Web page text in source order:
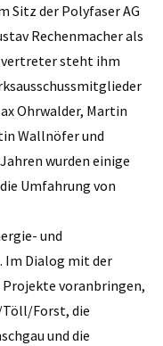
Sitz der Polyfaser AG
Rechenmacher als
steht ihm
Ohrwalder, Martin
Wallnöfer und
wurden einige
Umfahrung von
und
Im Dialog mit der
voranbringen,
Forst, die
und die